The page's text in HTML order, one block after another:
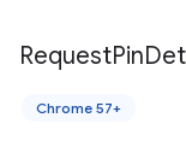
RequestPin
Chrome 57+